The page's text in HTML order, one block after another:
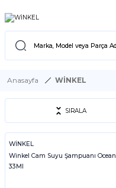
Anasayfa WİNKEL
SIRALA
WİNKEL
Winkel Cam Suyu Şampuanı Ocean
33Ml